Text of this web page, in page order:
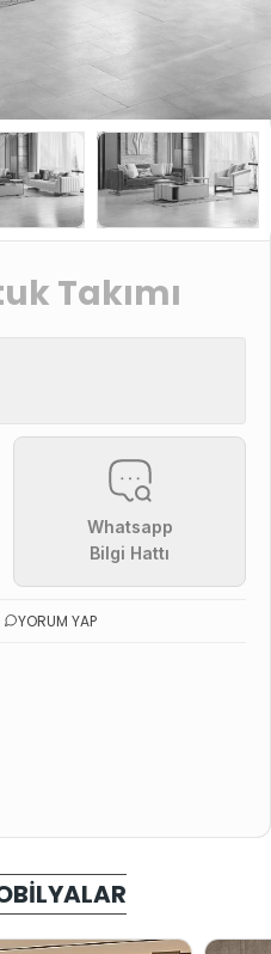
Takımı
Whatsapp
Bilgi Hattı
YORUM YAP